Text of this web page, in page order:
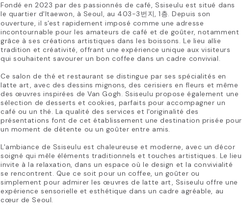
Fondé en 2023 par des passionnés de café, Ssiseulu est situé dans
le quartier d'Itaewon, à Seoul, au 403-3번지, 1층. Depuis son
ouverture, il s'est rapidement imposé comme une adresse
incontournable pour les amateurs de café et de goûter, notamment
grâce à ses créations artistiques dans les boissons. Le lieu allie
tradition et créativité, offrant une expérience unique aux visiteurs
qui souhaitent savourer un bon coffee dans un cadre convivial.
Ce salon de thé et restaurant se distingue par ses spécialités en
latte art, avec des dessins mignons, des cerisiers en fleurs et même
des œuvres inspirées de Van Gogh. Ssiseulu propose également une
sélection de desserts et cookies, parfaits pour accompagner un
café ou un thé. La qualité des services et l'originalité des
présentations font de cet établissement une destination prisée pour
un moment de détente ou un goûter entre amis.
L'ambiance de Ssiseulu est chaleureuse et moderne, avec un décor
soigné qui mêle éléments traditionnels et touches artistiques. Le lieu
invite à la relaxation, dans un espace où le design et la convivialité
se rencontrent. Que ce soit pour un coffee, un goûter ou
simplement pour admirer les œuvres de latte art, Ssiseulu offre une
expérience sensorielle et esthétique dans un cadre agréable, au
cœur de Seoul.